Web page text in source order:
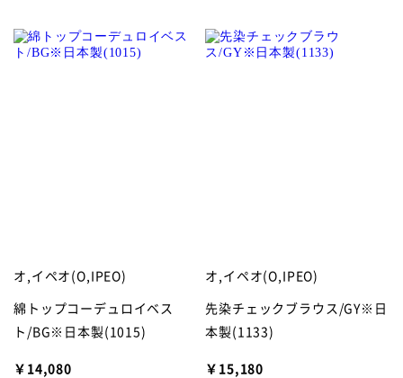
オ,イペオ(O,IPEO)
綿トップコーデュロイベス
ト/BG※日本製(1015)
￥14,080
オ,イペオ(O,IPEO)
先染チェックブラウス/GY※日
本製(1133)
￥15,180